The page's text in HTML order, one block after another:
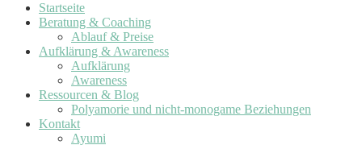
Startseite
Beratung & Coaching
Ablauf & Preise
Aufklärung & Awareness
Aufklärung
Awareness
Ressourcen & Blog
Polyamorie und nicht-monogame Beziehungen
Kontakt
Ayumi